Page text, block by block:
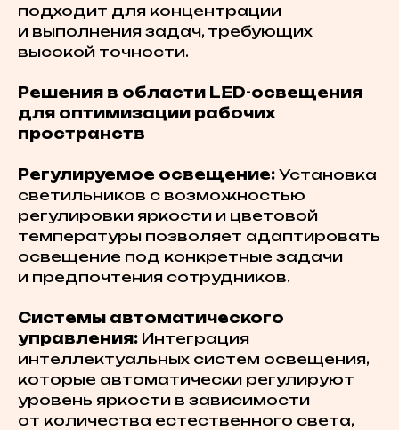
подходит для концентрации
и выполнения задач, требующих
высокой точности.
Решения в области LED-освещения
для оптимизации рабочих
пространств
Регулируемое освещение: Установка
светильников с возможностью
регулировки яркости и цветовой
температуры позволяет адаптировать
освещение под конкретные задачи
и предпочтения сотрудников.
Системы автоматического
управления: Интеграция
интеллектуальных систем освещения,
которые автоматически регулируют
уровень яркости в зависимости
от количества естественного света,